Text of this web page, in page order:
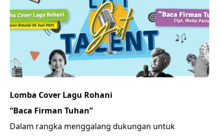
Lomba Cover Lagu Rohani
“Baca Firman Tuhan”
Dalam rangka menggalang dukungan untuk